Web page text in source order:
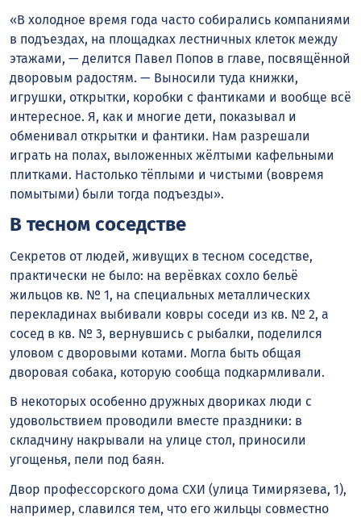
«В холодное время года часто собирались компаниями
в подъездах, на площадках лестничных клеток между
этажами, — делится Павел Попов в главе, посвящённой
дворовым радостям. — Выносили туда книжки,
игрушки, открытки, коробки с фантиками и вообще всё
интересное. Я, как и многие дети, показывал и
обменивал открытки и фантики. Нам разрешали
играть на полах, выложенных жёлтыми кафельными
плитками. Настолько тёплыми и чистыми (вовремя
помытыми) были тогда подъезды».
В тесном соседстве
Секретов от людей, живущих в тесном соседстве,
практически не было: на верёвках сохло бельё
жильцов кв. № 1, на специальных металлических
перекладинах выбивали ковры соседи из кв. № 2, а
сосед в кв. № 3, вернувшись с рыбалки, поделился
уловом с дворовыми котами. Могла быть общая
дворовая собака, которую сообща подкармливали.
В некоторых особенно дружных двориках люди с
удовольствием проводили вместе праздники: в
складчину накрывали на улице стол, приносили
угощенья, пели под баян.
Двор профессорского дома СХИ (улица Тимирязева, 1),
например, славился тем, что его жильцы совместно